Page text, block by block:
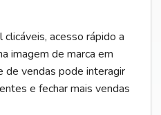
acesso rápido a
imagem de marca em
de vendas pode interagir
e fechar mais vendas